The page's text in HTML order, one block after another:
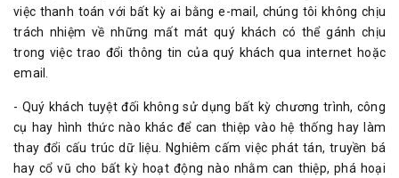
việc thanh toán với bất kỳ ai bằng e-mail, chúng tôi không chịu
trách nhiệm về những mất mát quý khách có thể gánh chịu
trong việc trao đổi thông tin của quý khách qua internet hoặc
email.
- Quý khách tuyệt đối không sử dụng bất kỳ chương trình, công
cụ hay hình thức nào khác để can thiệp vào hệ thống hay làm
thay đổi cấu trúc dữ liệu. Nghiêm cấm việc phát tán, truyền bá
hay cổ vũ cho bất kỳ hoạt động nào nhằm can thiệp, phá hoại